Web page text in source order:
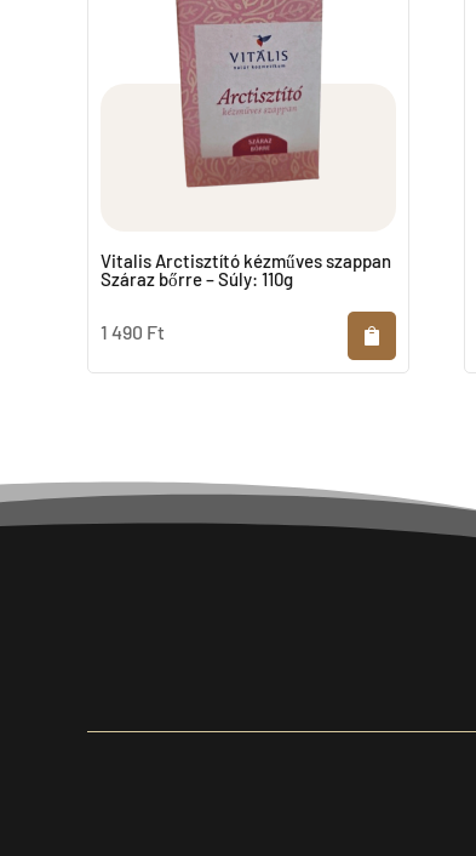
Vitalis Arctisztító kézműves szappan
Száraz bőrre – Súly: 110g
1 490 Ft